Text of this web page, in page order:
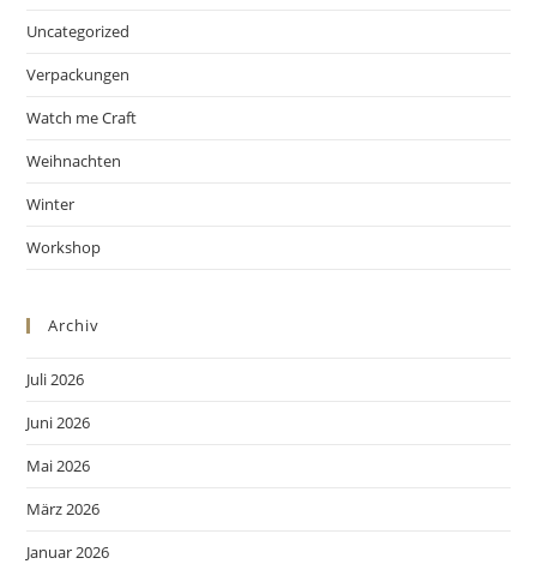
Uncategorized
Verpackungen
Watch me Craft
Weihnachten
Winter
Workshop
Archiv
Juli 2026
Juni 2026
Mai 2026
März 2026
Januar 2026